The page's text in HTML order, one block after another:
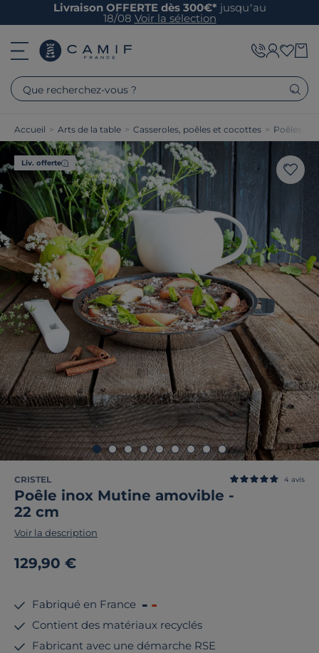
Livraison OFFERTE dès 300€* jusqu’au
18/08 Voir la sélection
Que recherchez-vous ?
Accueil > Arts de la table > Casseroles, poêles et cocottes > Poêles
Liv. offerte
CRISTEL
Poêle inox Mutine amovible -
22 cm
4 avis
Voir la description
129,90 €
Fabriqué en France
Contient des matériaux recyclés
Fabricant avec une démarche RSE